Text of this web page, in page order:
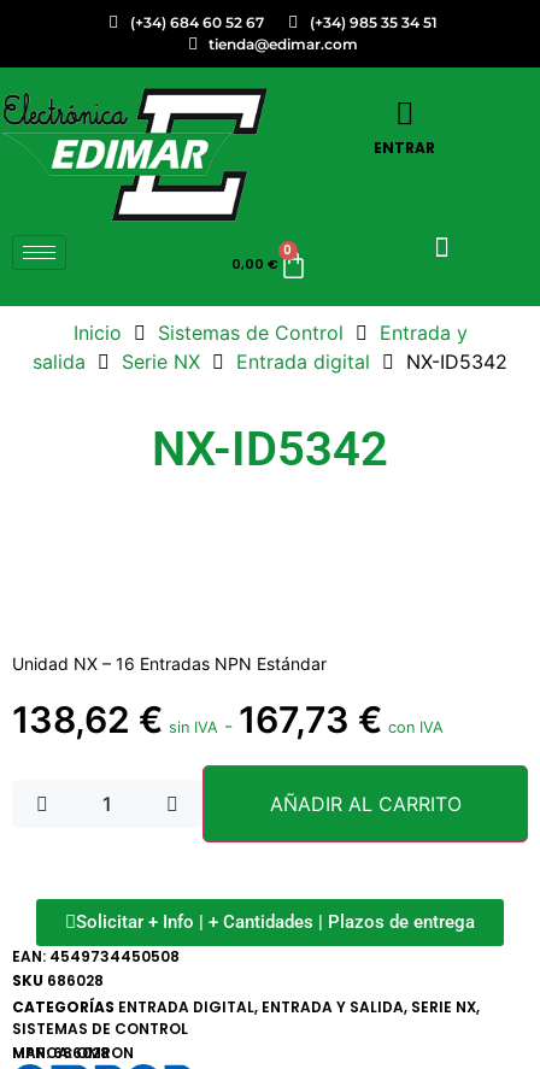
(+34) 684 60 52 67
(+34) 985 35 34 51
tienda@edimar.com
ENTRAR
0,00 €
0
Inicio Sistemas de Control
Entrada y
salida
Serie NX Entrada digital NX-ID5342
NX-ID5342
Unidad NX – 16 Entradas NPN Estándar
138,62 € sin IVA - 167,73 € con IVA
AÑADIR AL CARRITO
Solicitar + Info | + Cantidades | Plazos de entrega
EAN: 4549734450508
SKU 686028
CATEGORÍAS ENTRADA DIGITAL, ENTRADA Y SALIDA, SERIE NX,
SISTEMAS DE CONTROL
MARCA:OMRON
MPN: 686028